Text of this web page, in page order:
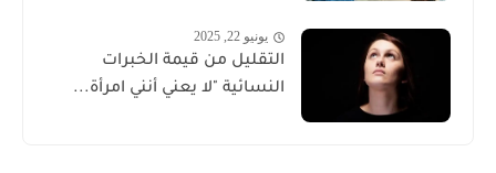
يونيو 22, 2025
التقليل من قيمة الخبرات
النسائية "لا يعني أنني امرأة...